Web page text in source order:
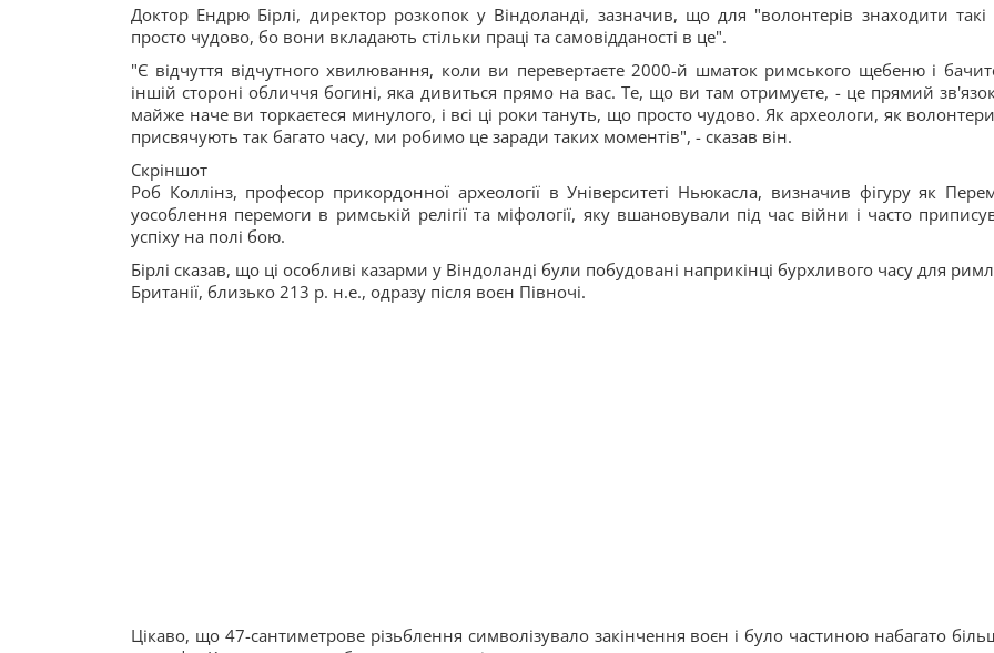
Доктор Ендрю Бірлі, директор розкопок у Віндоланді, зазначив, що для "волонтерів знаходити такі
просто чудово, бо вони вкладають стільки праці та самовідданості в це".
"Є відчуття відчутного хвилювання, коли ви перевертаєте 2000-й шматок римського щебеню і
іншій стороні обличчя богині, яка дивиться прямо на вас. Те, що ви там отримуєте, - це прямий
майже наче ви торкаєтеся минулого, і всі ці роки тануть, що просто чудово. Як археологи, як
присвячують так багато часу, ми робимо це заради таких моментів", - сказав він.
Скріншот
Роб Коллінз, професор прикордонної археології в Університеті Ньюкасла, визначив фігуру як
уособлення перемоги в римській релігії та міфології, яку вшановували під час війни і часто
успіху на полі бою.
Бірлі сказав, що ці особливі казарми у Віндоланді були побудовані наприкінці бурхливого часу для
Британії, близько 213 р. н.е., одразу після воєн Півночі.
Цікаво, що 47-сантиметрове різьблення символізувало закінчення воєн і було частиною набагато